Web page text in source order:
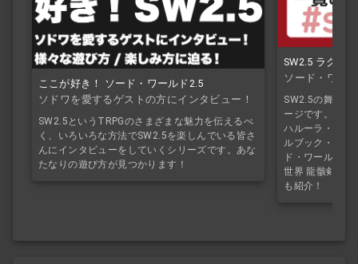
ここが好き！ ソード・ワールド2.5
ソドワを愛するゲストの方にインタビュー！
SW2.5というTRPGのさまざまな魅力を伝えるべ
く、いろいろな方法でSW2.5を楽しんでいる皆さ
んにインタビューをしていくシリーズです。あな
たなりの遊び方が見つかります！
SW2.5 ラクシ
ソード・ワー
SW2.5の舞台「
ージです。ライ
ハルーラ・エイ
ルブック・サプ
ド・ワールド
世界 龍骸剣刃
も紹介！